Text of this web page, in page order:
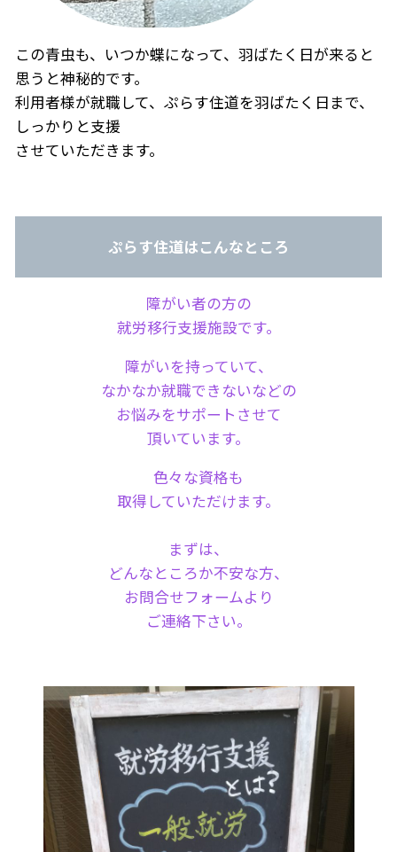
この青虫も、いつか蝶になって、羽ばたく日が来ると
思うと神秘的です。
利用者様が就職して、ぷらす住道を羽ばたく日まで、
しっかりと支援
させていただきます。
ぷらす住道はこんなところ
障がい者の方の
就労移行支援施設です。
障がいを持っていて、
なかなか就職できないなどの
お悩みをサポートさせて
頂いています。
色々な資格も
取得していただけます。
まずは、
どんなところか不安な方、
お問合せフォームより
ご連絡下さい。